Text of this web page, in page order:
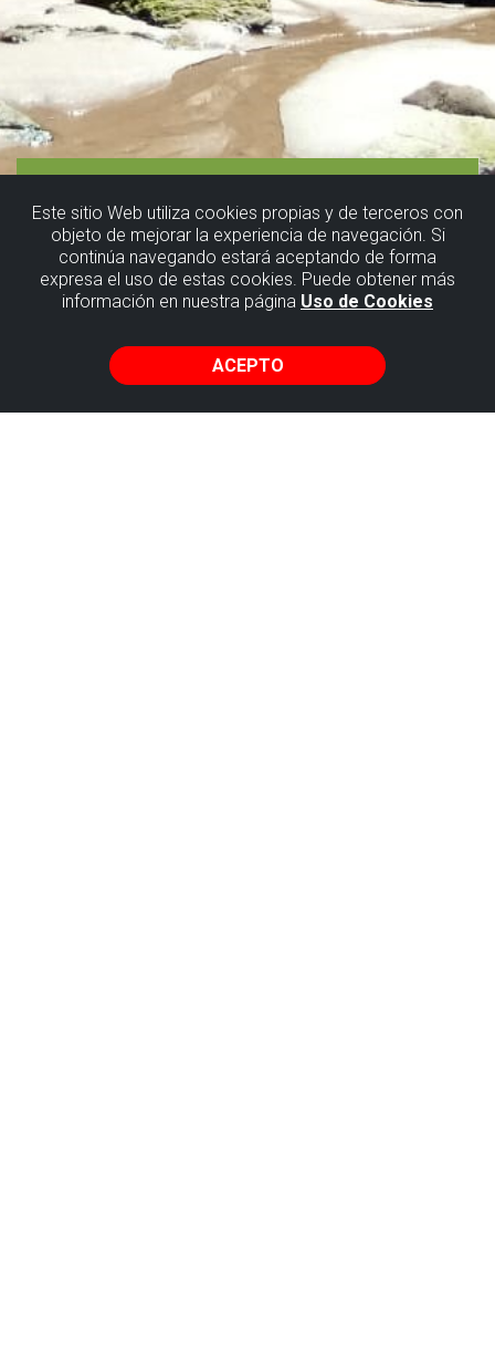
Este sitio Web utiliza cookies propias y de terceros con
objeto de mejorar la experiencia de navegación. Si
continúa navegando estará aceptando de forma
expresa el uso de estas cookies. Puede obtener más
información en nuestra página Uso de Cookies
ACEPTO